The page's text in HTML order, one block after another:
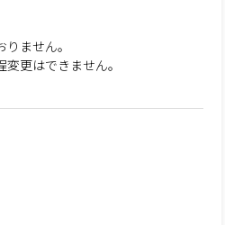
ません。
更はできません。